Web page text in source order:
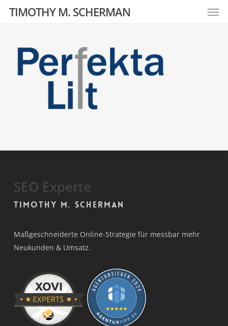
Skip
content
TIMOTHY M. SCHERMAN
SEO Experte
Timothy M. Scherman
Maßgeschneiderte Online-Strategie für messbar mehr
Neukunden & Umsatz.